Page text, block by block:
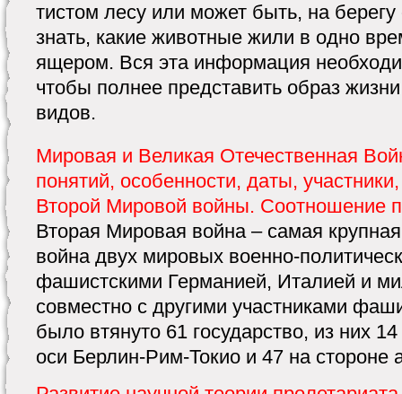
тистом лесу или может быть, на
знать, какие животные жили в одно
ящером. Вся эта информация
чтобы полнее представить образ
видов.
Мировая и Великая Отечественная
понятий, особенности, даты,
Второй Мировой войны. Соотношение
Вторая Мировая война – самая
война двух мировых военно-
фашистскими Германией, Италией и
совместно с другими участниками
было втянуто 61 государство, из них
оси Берлин-Рим-Токио и 47 на стороне